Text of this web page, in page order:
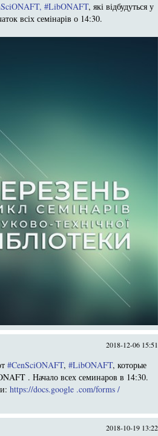
, #LibONAFT, які відбудуться у
всіх семінарів о 14:30.
2018-12-06 15:51
#CenSciONAFT, #LibONAFT, которые
. Начало всех семинаров в 14:30.
https://docs.google .com/forms /
2018-10-19 13:22